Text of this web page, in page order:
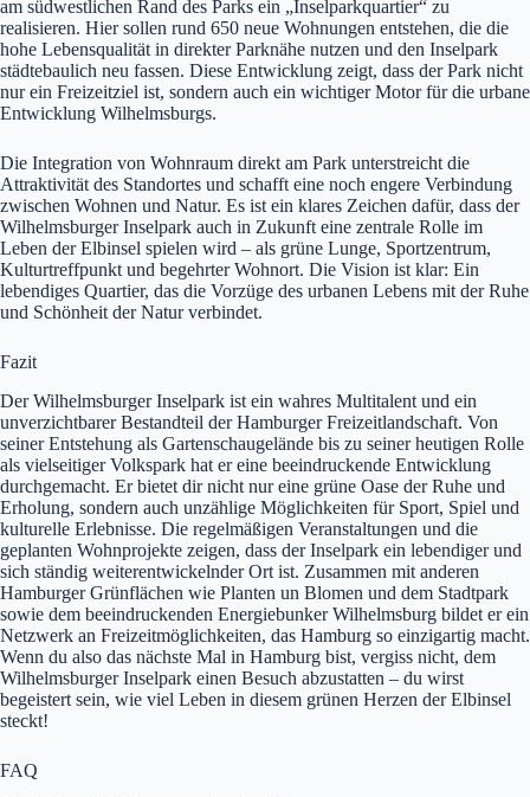
am südwestlichen Rand des Parks ein „Inselparkquartier“ zu
realisieren. Hier sollen rund 650 neue Wohnungen entstehen, die die
hohe Lebensqualität in direkter Parknähe nutzen und den Inselpark
städtebaulich neu fassen. Diese Entwicklung zeigt, dass der Park nicht
nur ein Freizeitziel ist, sondern auch ein wichtiger Motor für die urbane
Entwicklung Wilhelmsburgs.
Die Integration von Wohnraum direkt am Park unterstreicht die
Attraktivität des Standortes und schafft eine noch engere Verbindung
zwischen Wohnen und Natur. Es ist ein klares Zeichen dafür, dass der
Wilhelmsburger Inselpark auch in Zukunft eine zentrale Rolle im
Leben der Elbinsel spielen wird – als grüne Lunge, Sportzentrum,
Kulturtreffpunkt und begehrter Wohnort. Die Vision ist klar: Ein
lebendiges Quartier, das die Vorzüge des urbanen Lebens mit der Ruhe
und Schönheit der Natur verbindet.
Fazit
Der Wilhelmsburger Inselpark ist ein wahres Multitalent und ein
unverzichtbarer Bestandteil der Hamburger Freizeitlandschaft. Von
seiner Entstehung als Gartenschaugelände bis zu seiner heutigen Rolle
als vielseitiger Volkspark hat er eine beeindruckende Entwicklung
durchgemacht. Er bietet dir nicht nur eine grüne Oase der Ruhe und
Erholung, sondern auch unzählige Möglichkeiten für Sport, Spiel und
kulturelle Erlebnisse. Die regelmäßigen Veranstaltungen und die
geplanten Wohnprojekte zeigen, dass der Inselpark ein lebendiger und
sich ständig weiterentwickelnder Ort ist. Zusammen mit anderen
Hamburger Grünflächen wie Planten un Blomen und dem Stadtpark
sowie dem beeindruckenden Energiebunker Wilhelmsburg bildet er ein
Netzwerk an Freizeitmöglichkeiten, das Hamburg so einzigartig macht.
Wenn du also das nächste Mal in Hamburg bist, vergiss nicht, dem
Wilhelmsburger Inselpark einen Besuch abzustatten – du wirst
begeistert sein, wie viel Leben in diesem grünen Herzen der Elbinsel
steckt!
FAQ